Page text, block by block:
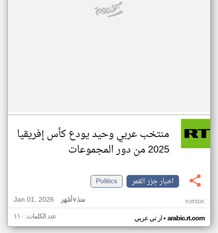
منتخب عربي وحيد يودع كأس إفريقيا
2025 من دور المجموعات
اخبار جزر القمر
Politics
Jan 01, 2026
منذ ٧ أشهر YU55DX
ار تي عربي• arabic.rt.com عدد الكلمات: ١١٠